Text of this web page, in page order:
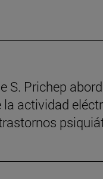
S. Prichep
actividad